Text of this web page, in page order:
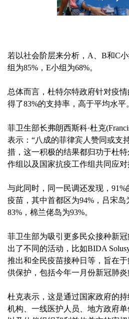
若以社会阶层来分析，A、B和C
组为85%，E小组为68%。
总体而言，杜特尔特政府针对疫
得了83%的支持率，高于平均水平
菲卫生部长弗朗西斯科·杜克
表示：“八成的菲律宾人赞同或支
措，这一积极的结果都归功于杜
作组以及国家抗疫工作组共同应
与此同时，同一民调还发现，
疫苗，其中首都区为94%，吕宋岛
83%，棉兰佬岛为93%。
菲卫生部为吸引更多民众接种新
出了不同的活动，比如BIDA
推出和全民疫苗接种日等，旨在
供保护，包括今年一月份新冠肺炎
杜克表示，这是通过国家政府的
机构、一线医护人员、地方政府